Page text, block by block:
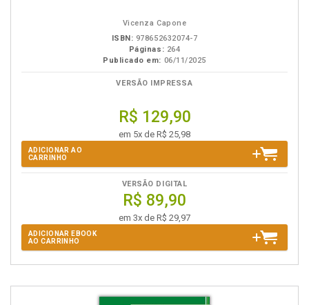
Vicenza Capone
ISBN: 978652632074-7
Páginas: 264
Publicado em: 06/11/2025
VERSÃO IMPRESSA
R$ 129,90
em 5x de R$ 25,98
ADICIONAR AO
CARRINHO
VERSÃO DIGITAL
R$ 89,90
em 3x de R$ 29,97
ADICIONAR EBOOK
AO CARRINHO